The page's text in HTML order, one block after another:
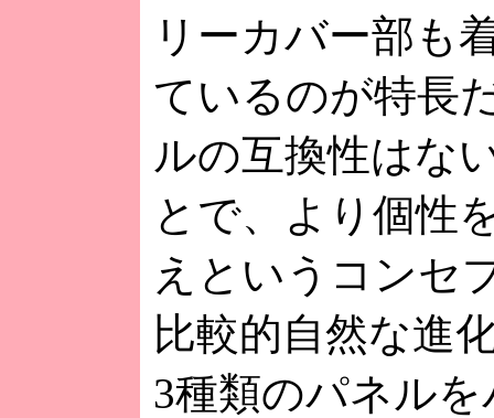
リーカバー部も
ているのが特長
ルの互換性はな
とで、より個性
えというコンセ
比較的自然な進
3種類のパネル